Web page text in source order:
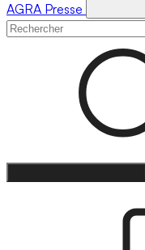
AGRA Presse